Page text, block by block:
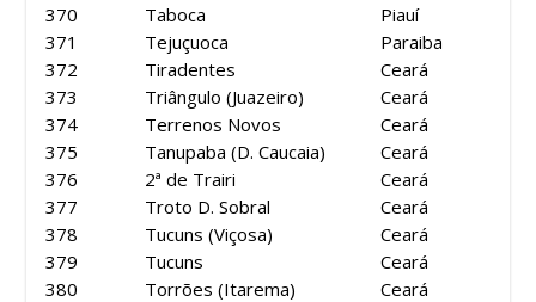
370
371
372
373
374
375
376
377
378
379
380
Taboca
Tejuçuoca
Tiradentes
Triângulo (Juazeiro)
Terrenos Novos
Tanupaba (D. Caucaia)
2ª de Trairi
Troto D. Sobral
Tucuns (Viçosa)
Tucuns
Torrões (Itarema)
Piauí
Paraiba
Ceará
Ceará
Ceará
Ceará
Ceará
Ceará
Ceará
Ceará
Ceará